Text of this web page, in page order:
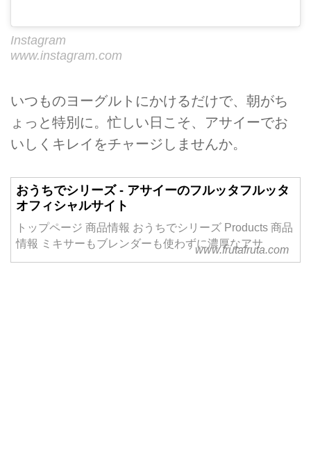
Instagram
www.instagram.com
いつものヨーグルトにかけるだけで、朝がち
ょっと特別に。忙しい日こそ、アサイーでお
いしくキレイをチャージしませんか。
おうちでシリーズ - アサイーのフルッタフルッタ
オフィシャルサイト
トップページ 商品情報 おうちでシリーズ Products 商品
情報 ミキサーもブレンダーも使わずに濃厚なアサ
www.frutafruta.com